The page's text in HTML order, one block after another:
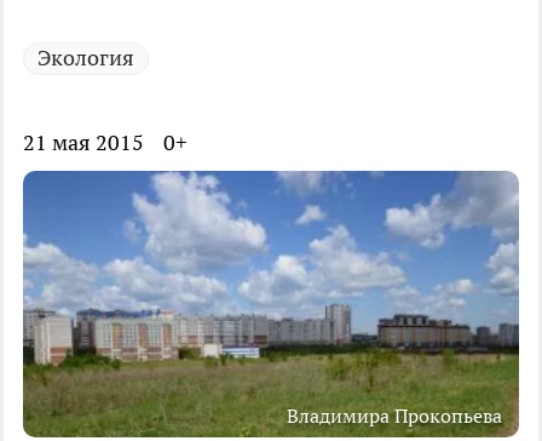
Экология
21 мая 2015 0+
Владимира Прокопьева